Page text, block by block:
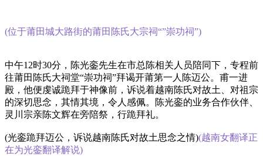
(位于莆田城大路街的莆田陈氏大宗祠“”崇功祠”)
中午12时30分，陈光銮先生在市总陈相关人员陪同下，专程前
往莆田陈氏大祠堂“崇功祠”拜谒开莆第一人陈迈公。甫一进
殿，他便虔诚跪拜于神像前，诉说着越南陈氏对故土、对祖宗
的深切思念，其情其境，令人感佩。陈光銮的业务合作伙伴、
灵川宗亲陈文辉在旁陪祭，行跪拜礼。
(光銮跪拜迈公，诉说越南陈氏对故土思念之情)(越南女翻译正
在为光銮翻译解说)